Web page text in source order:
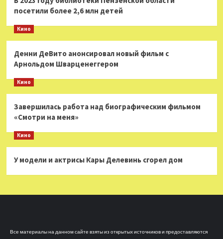
посетили более 2,6 млн детей
Кино
Денни ДеВито анонсировал новый фильм с
Арнольдом Шварценеггером
Кино
Завершилась работа над биографическим фильмом
«Смотри на меня»
Кино
У модели и актрисы Кары Делевинь сгорел дом
Все материалы на данном сайте взяты из открытых источников и предоставляются